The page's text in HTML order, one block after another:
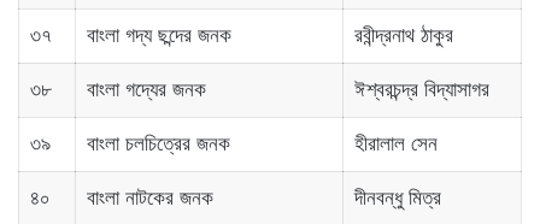
৩৭ বাংলা গদ্য ছন্দের জনক রবীন্দ্রনাথ ঠাকুর
৩৮ বাংলা গদ্যের জনক ঈশ্বরচন্দ্র বিদ্যাসাগর
৩৯ বাংলা চলচিত্রের জনক হীরালাল সেন
৪০ বাংলা নাটকের জনক দীনবন্ধু মিত্র